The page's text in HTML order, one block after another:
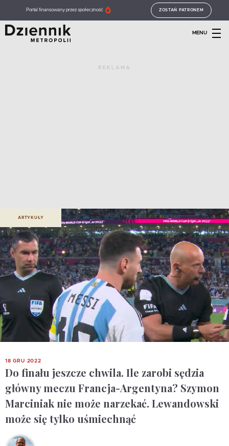
Portal finansowany przez społeczność ZOSTAŃ PATRONEM
MENU
REKLAMA
ARTYKUŁY
18 GRU 2022
Do finału jeszcze chwila. Ile zarobi sędzia
główny meczu Francja-Argentyna? Szymon
Marciniak nie może narzekać. Lewandowski
może się tylko uśmiechnąć